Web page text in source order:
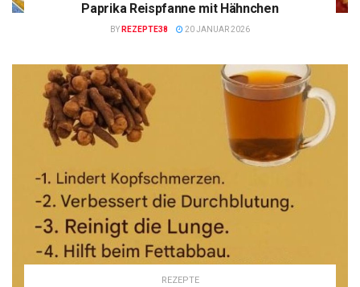
Paprika Reispfanne mit Hähnchen
BY REZEPTE38 20 JANUAR 2026
REZEPTE